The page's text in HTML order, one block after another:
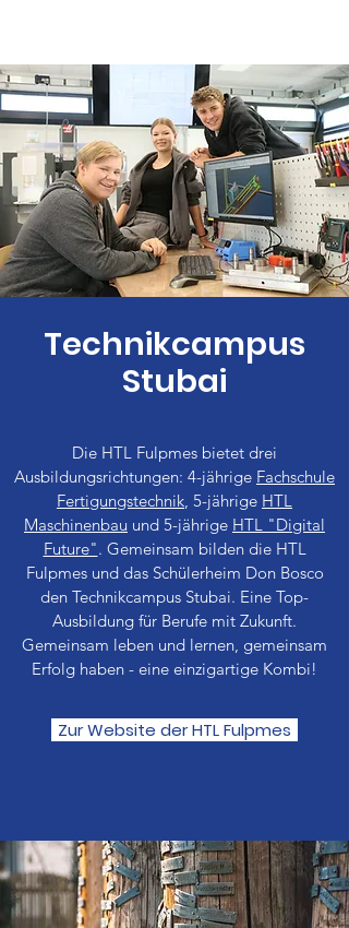
Technikcampus
Stubai
Die HTL Fulpmes bietet drei
Ausbildungsrichtungen: 4-jährige Fachschule
Fertigungstechnik, 5-jährige HTL
Maschinenbau und 5-jährige HTL "Digital
Future". Gemeinsam bilden die HTL
Fulpmes und das Schülerheim Don Bosco
den Technikcampus Stubai. Eine Top-
Ausbildung für Berufe mit Zukunft.
Gemeinsam leben und lernen, gemeinsam
Erfolg haben - eine einzigartige Kombi!
Zur Website der HTL Fulpmes